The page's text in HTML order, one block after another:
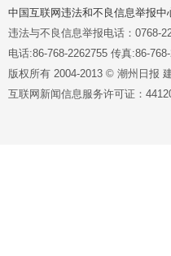
中国互联网违法和不良信息举报中
违法与不良信息举报电话：0768-
电话:86-768-2262755 传真:86-
版权所有 2004-2013 © 潮州日报
互联网新闻信息服务许可证：